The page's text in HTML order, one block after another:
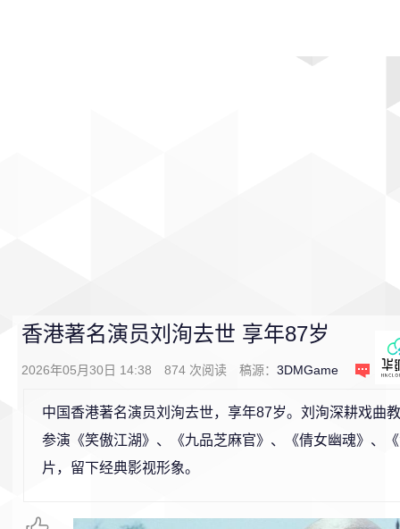
香港著名演员刘洵去世 享年87岁
2026年05月30日 14:38 874 次阅读 稿源： 3DMGame 条
中国香港著名演员刘洵去世，享年87岁。刘洵深耕戏曲
参演《笑傲江湖》、《九品芝麻官》、《倩女幽魂》、
片，留下经典影视形象。